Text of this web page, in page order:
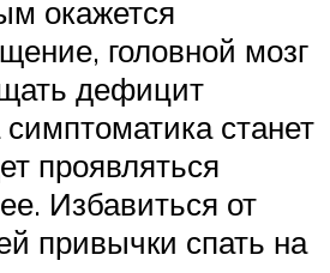
окажется
головной мозг
дефицит
станет
проявляться
Избавиться от
привычки спать на